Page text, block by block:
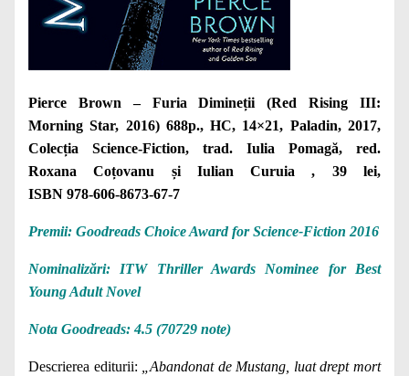
Pierce Brown – Furia Dimineții (Red Rising III:
Morning Star, 2016) 688p., HC, 14×21, Paladin, 2017,
Colecția Science-Fiction, trad. Iulia Pomagă, red.
Roxana Coțovanu și Iulian Curuia , 39 lei,
ISBN 978‑606‑8673‑67‑7
Premii: Goodreads Choice Award for Science-Fiction 2016
Nominalizări: ITW Thriller Awards Nominee for Best
Young Adult Novel
Nota Goodreads: 4.5 (70729 note)
Descrierea editurii:
„Abandonat de Mustang, luat drept mort